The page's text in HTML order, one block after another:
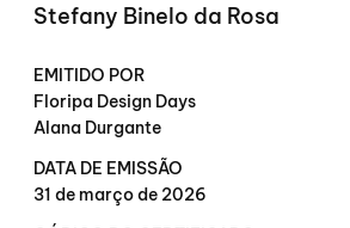
Stefany Binelo da Rosa
DATA DE EMISSÃO
31 de março de 2026
EMITIDO POR
Floripa Design Days
Alana Durgante